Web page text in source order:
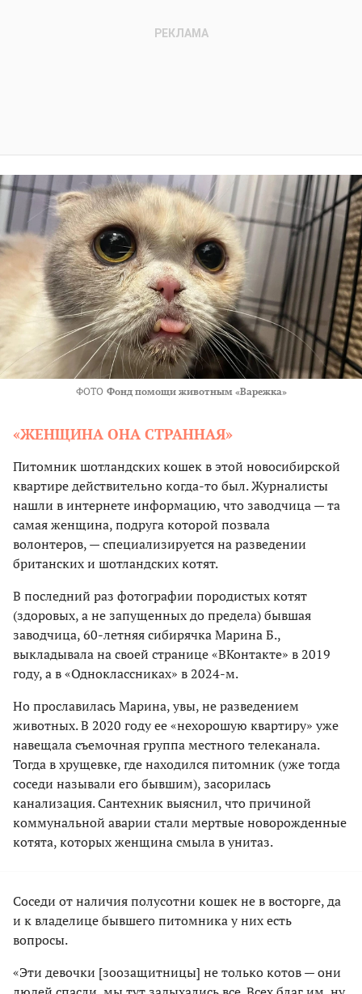
ФОТО Фонд помощи животным «Варежка»
«ЖЕНЩИНА ОНА СТРАННАЯ»
Питомник шотландских кошек в этой новосибирской
квартире действительно когда-то был. Журналисты
нашли в интернете информацию, что заводчица — та
самая женщина, подруга которой позвала
волонтеров, — специализируется на разведении
британских и шотландских котят.
В последний раз фотографии породистых котят
(здоровых, а не запущенных до предела) бывшая
заводчица, 60-летняя сибирячка Марина Б.,
выкладывала на своей странице «ВКонтакте» в 2019
году, а в «Одноклассниках» в 2024-м.
Но прославилась Марина, увы, не разведением
животных. В 2020 году ее «нехорошую квартиру» уже
навещала съемочная группа местного телеканала.
Тогда в хрущевке, где находился питомник (уже тогда
соседи называли его бывшим), засорилась
канализация. Сантехник выяснил, что причиной
коммунальной аварии стали мертвые новорожденные
котята, которых женщина смыла в унитаз.
Соседи от наличия полусотни кошек не в восторге, да
и к владелице бывшего питомника у них есть
вопросы.
«Эти девочки [зоозащитницы] не только котов — они